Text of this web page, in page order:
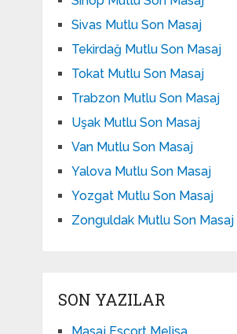
Sivas Mutlu Son Masaj
Tekirdağ Mutlu Son Masaj
Tokat Mutlu Son Masaj
Trabzon Mutlu Son Masaj
Uşak Mutlu Son Masaj
Van Mutlu Son Masaj
Yalova Mutlu Son Masaj
Yozgat Mutlu Son Masaj
Zonguldak Mutlu Son Masaj
SON YAZILAR